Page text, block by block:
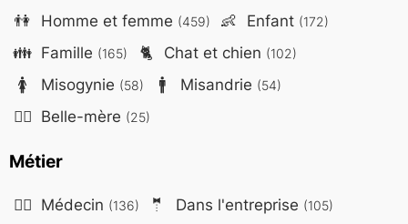
👫 Homme et femme (459) 👶 Enfant (172)
👪 Famille (165) 🐈 Chat et chien (102)
🚺 Misogynie (58) 🚹 Misandrie (54)
🤷‍♀️ Belle-mère (25)
Métier
👨‍⚕️ Médecin (136) 🤵 Dans l'entreprise (105)